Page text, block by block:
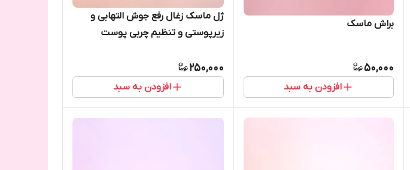
براش ماسک
50,000
افزودن به سبد
ژل ماسک زغال رفع جوش التهابی و
زیرپوستی و تنظیم چربی پوست
250,000
افزودن به سبد